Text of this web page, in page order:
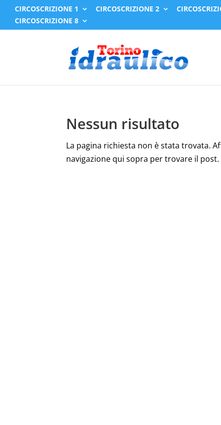
CIRCOSCRIZIONE 1 CIRCOSCRIZIONE 2
CIRCOSCRIZIONE 8
Nessun risultato
La pagina richiesta non è stata trovata.
navigazione qui sopra per trovare il post.